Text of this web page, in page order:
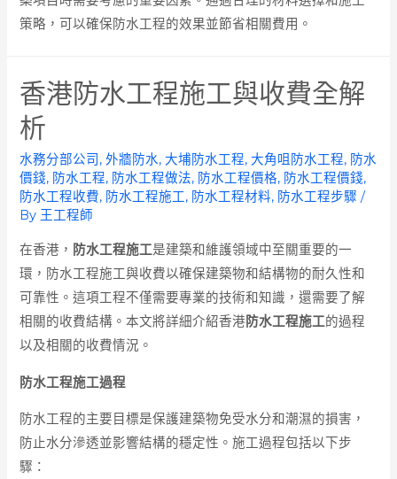
策略，可以確保防水工程的效果並節省相關費用。
香港防水工程施工與收費全解
析
水務分部公司 ,外牆防水,大埔防水工程,大角咀防水工程, 防水
價錢, 防水工程, 防水工程做法, 防水工程價格, 防水工程價錢,
防水工程收費, 防水工程施工, 防水工程材料, 防水工程步驟 /
By 王工程師
在香港， 防水工程施工是建築和維護領域中至關重要的一
環，防水工程施工與收費以確保建築物和結構物的耐久性和
可靠性。這項工程不僅需要專業的技術和知識，還需要了解
相關的收費結構。本文將詳細介紹香港防水工程施工的過程
以及相關的收費情況。
防水工程施工過程
防水工程的主要目標是保護建築物免受水分和潮濕的損害，
防止水分滲透並影響結構的穩定性。施工過程包括以下步
驟：